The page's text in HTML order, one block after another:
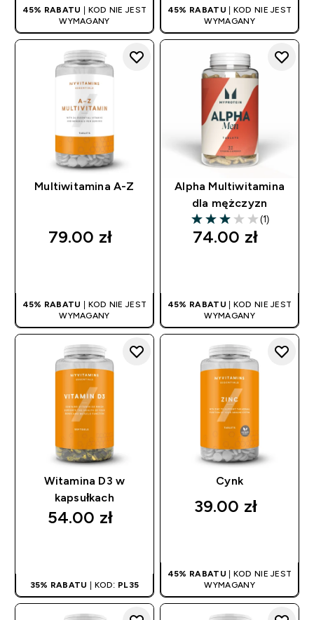
45% RABATU | KOD NIE JEST
WYMAGANY
45% RABATU | KOD NIE JEST
WYMAGANY
Multiwitamina A-Z
79.00 zł‎
45% RABATU
| KOD NIE JEST
WYMAGANY
Alpha Multiwitamina
dla mężczyzn
3 out of 5 stars
(1)
74.00 zł‎
45% RABATU | KOD NIE JEST
WYMAGANY
Witamina D3 w
kapsułkach
54.00 zł‎
35% RABATU | KOD: PL35
Cynk
39.00 zł‎
45% RABATU | KOD NIE JEST
WYMAGANY